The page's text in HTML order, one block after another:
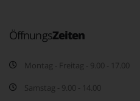
ÖffnungsZeiten
Montag - Freitag - 9.00 - 17.00
Samstag - 9.00 - 14.00